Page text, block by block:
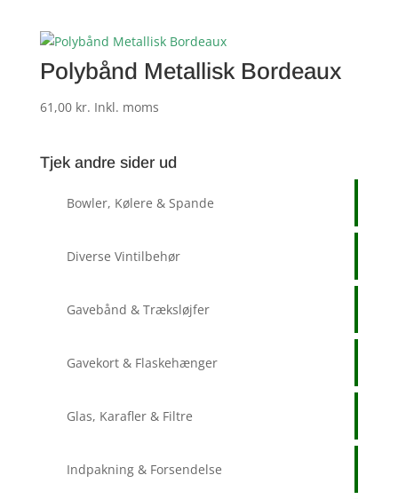
Polybånd Metallisk Bordeaux
61,00 kr. Inkl. moms
Tjek andre sider ud
Bowler, Kølere & Spande
Diverse Vintilbehør
Gavebånd & Træksløjfer
Gavekort & Flaskehænger
Glas, Karafler & Filtre
Indpakning & Forsendelse